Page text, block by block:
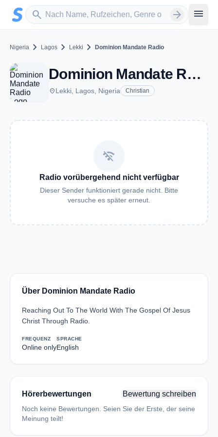
Zum Hauptinhalt springen
search
Sender suchen arrow_forward menu
Nigeria chevron_right Lagos chevron_right Lekki chevron_right Dominion Mandate Radio
Dominion Mandate Radio - Lekki
placeLekki, Lagos, Nigeria Christian
wifi_off
Radio vorübergehend nicht verfügbar
Dieser Sender funktioniert gerade nicht. Bitte
versuche es später erneut.
Über Dominion Mandate Radio
Reaching Out To The World With The Gospel Of Jesus
Christ Through Radio.
FREQUENZ
Online only
SPRACHE
English
Hörerbewertungen Bewertung schreiben
Noch keine Bewertungen. Seien Sie der Erste, der seine
Meinung teilt!